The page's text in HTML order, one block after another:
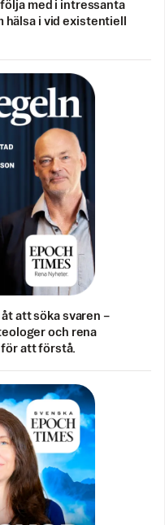
med i intressanta
hälsa i vid existentiell
att söka svaren –
och rena
att förstå.